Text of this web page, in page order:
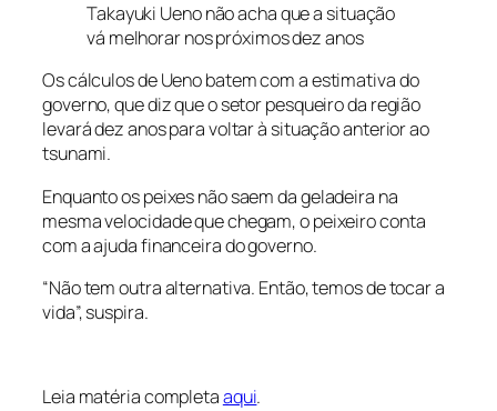
Takayuki Ueno não acha que a situação
vá melhorar nos próximos dez anos
Os cálculos de Ueno batem com a estimativa do
governo, que diz que o setor pesqueiro da região
levará dez anos para voltar à situação anterior ao
tsunami.
Enquanto os peixes não saem da geladeira na
mesma velocidade que chegam, o peixeiro conta
com a ajuda financeira do governo.
“Não tem outra alternativa. Então, temos de tocar a
vida”, suspira.
Leia matéria completaaqui.